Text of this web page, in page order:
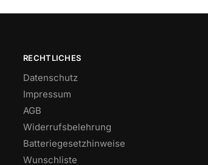
RECHTLICHES
Datenschutz
Impressum
AGB
Widerrufsbelehrung
Batteriegesetzhinweise
Wunschliste